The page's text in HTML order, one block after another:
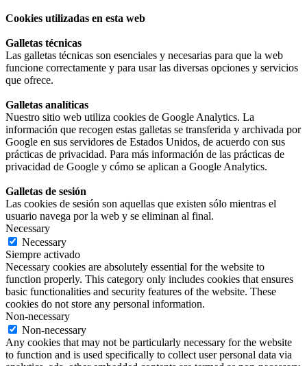
Cookies utilizadas en esta web
Galletas técnicas
Las galletas técnicas son esenciales y necesarias para que la web
funcione correctamente y para usar las diversas opciones y servicios
que ofrece.
Galletas analíticas
Nuestro sitio web utiliza cookies de Google Analytics. La
información que recogen estas galletas se transferida y archivada por
Google en sus servidores de Estados Unidos, de acuerdo con sus
prácticas de privacidad. Para más información de las prácticas de
privacidad de Google y cómo se aplican a Google Analytics.
Galletas de sesión
Las cookies de sesión son aquellas que existen sólo mientras el
usuario navega por la web y se eliminan al final.
Necessary
Necessary
Siempre activado
Necessary cookies are absolutely essential for the website to
function properly. This category only includes cookies that ensures
basic functionalities and security features of the website. These
cookies do not store any personal information.
Non-necessary
Non-necessary
Any cookies that may not be particularly necessary for the website
to function and is used specifically to collect user personal data via